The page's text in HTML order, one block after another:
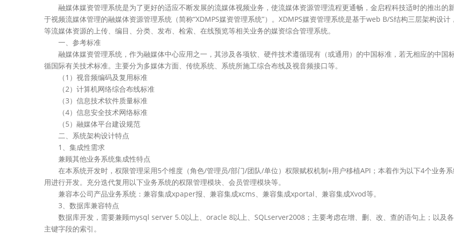
融媒体媒资管理系统是为了更好的适应不断发展的流媒体视频业务，使流媒体资源管理流程更通畅，金启程科技适时的推出的
于视频流媒体管理的融媒体资源管理系统（简称“XDMPS媒资管理系统”）。XDMPS媒资管理系统是基于web B/S结构三层架构设计
等流媒体资源的上传、编目、分类、发布、检索、在线预览等相关业务的媒资综合管理系统。
一、参考标准
融媒体媒资管理系统，作为融媒体中心应用之一，其涉及各项软、硬件技术遵循现有（或通用）的中国标准，若无相应的中国
循国际有关技术标准。主要分为多媒体方面、传统系统、系统所施工综合布线及视音频接口等。
（1）视音频编码及复用标准
（2）计算机网络综合布线标准
（3）信息技术软件质量标准
（4）信息安全技术网络标准
（5）融媒体平台建设规范
二、系统架构设计特点
1、集成性需求
兼顾其他业务系统集成性特点
在本系统开发时，权限管理采用5个维度（角色/管理员/部门/团队/单位）权限赋权机制+用户移植API；本着作为以下4个业务系
用进行开发。充分迭代复用以下业务系统的权限管理模块、会员管理模块等。
兼容本公司产品业务系统：兼容集成xpaper报、兼容集成xcms、兼容集成xportal、兼容集成Xvod等。
3、数据库兼容特点
数据库开发，需要兼顾mysql server 5.0以上、oracle 8以上、SQLserver2008；主要考虑在增、删、改、查的语句上；以及
主键字段的索引。